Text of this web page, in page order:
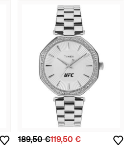
189,50 €119,50 €